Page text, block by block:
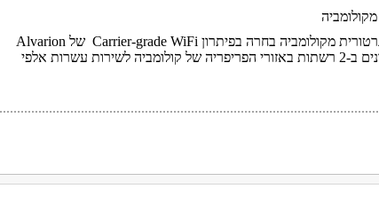
Dukcom LTDA אינטגרטורית מקולומביה בחרה בפיתרון Carrier-grade WiFi של Alvarion
להעברת וידאו, קול ונתונים ב-2 רשתות באזורי הפריפריה של קולומביה לשירות עשרות אלפי